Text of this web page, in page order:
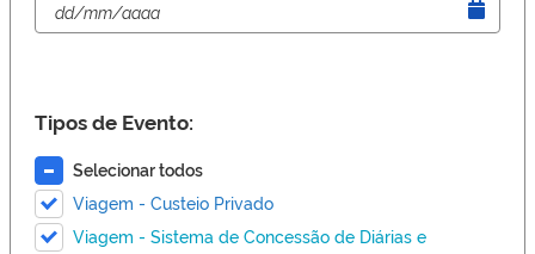
Tipos de Evento:
Selecionar todos
Viagem - Custeio Privado
Viagem - Sistema de Concessão de Diárias e